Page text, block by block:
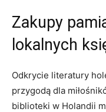
Zakupy
lokalnych
Odkrycie⁣ literatury
‍przygodą dla
biblioteki w Holandii